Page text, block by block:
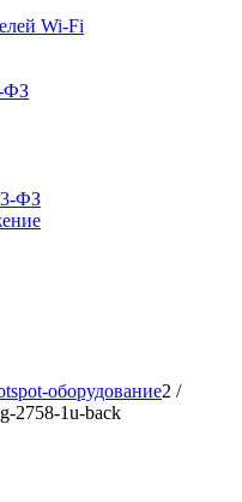
Wi-Fi
ФЗ
ФЗ
оборудование2 /
2758-1u-back